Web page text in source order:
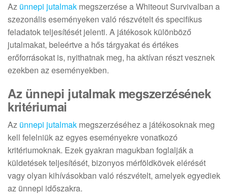
Az ünnepi jutalmak megszerzése a Whiteout Survivalban a
szezonális eseményeken való részvételt és specifikus
feladatok teljesítését jelenti. A játékosok különböző
jutalmakat, beleértve a hős tárgyakat és értékes
erőforrásokat is, nyithatnak meg, ha aktívan részt vesznek
ezekben az eseményekben.
Az ünnepi jutalmak megszerzésének
kritériumai
Az ünnepi jutalmak megszerzéséhez a játékosoknak meg
kell felelniük az egyes eseményekre vonatkozó
kritériumoknak. Ezek gyakran magukban foglalják a
küldetések teljesítését, bizonyos mérföldkövek elérését
vagy olyan kihívásokban való részvételt, amelyek egyediek
az ünnepi időszakra.